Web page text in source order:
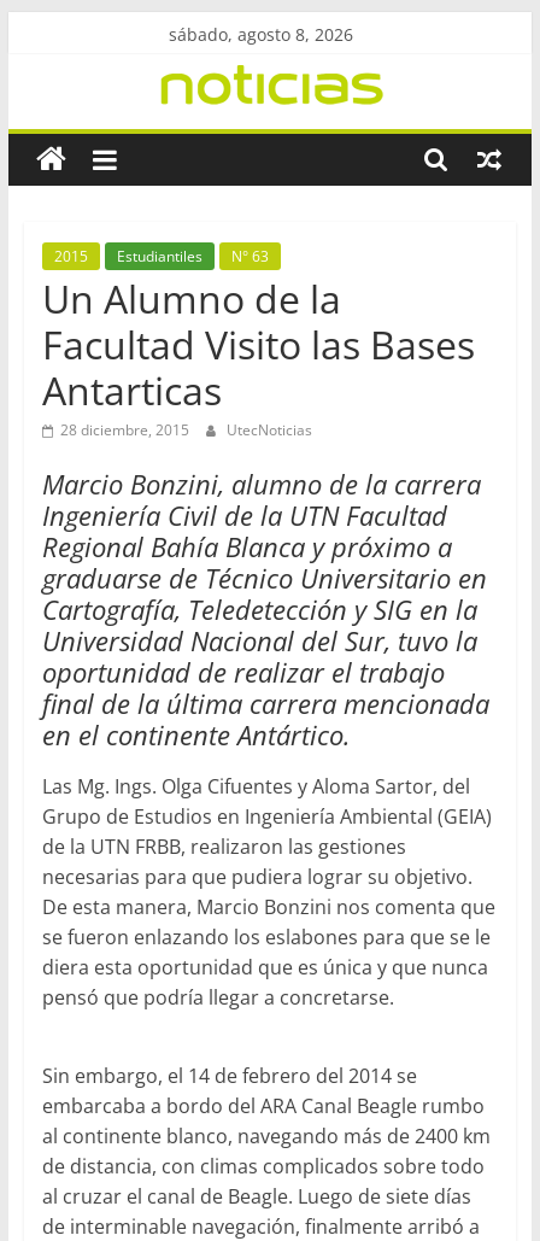
sábado, agosto 8, 2026
Revista
UtecNoticias
Facultad
Regional
Bahía
Blanca
UTN
2015 Estudiantiles N° 63
Un Alumno de la
Facultad Visito las Bases
Antarticas
28 diciembre, 2015 UtecNoticias
Marcio Bonzini, alumno de la carrera
Ingeniería Civil de la UTN Facultad
Regional Bahía Blanca y próximo a
graduarse de Técnico Universitario en
Cartografía, Teledetección y SIG en la
Universidad Nacional del Sur, tuvo la
oportunidad de realizar el trabajo
final de la última carrera mencionada
en el continente Antártico.
Las Mg. Ings. Olga Cifuentes y Aloma Sartor, del
Grupo de Estudios en Ingeniería Ambiental (GEIA)
de la UTN FRBB, realizaron las gestiones
necesarias para que pudiera lograr su objetivo.
De esta manera, Marcio Bonzini nos comenta que
se fueron enlazando los eslabones para que se le
diera esta oportunidad que es única y que nunca
pensó que podría llegar a concretarse.
Sin embargo, el 14 de febrero del 2014 se
embarcaba a bordo del ARA Canal Beagle rumbo
al continente blanco, navegando más de 2400 km
de distancia, con climas complicados sobre todo
al cruzar el canal de Beagle. Luego de siete días
de interminable navegación, finalmente arribó a